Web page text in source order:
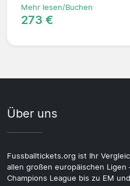
Mehr lesen/Buchen
273 €
Über uns
Fussballtickets.org ist Ihr
allen großen europäischen Ligen
Champions League bis zu EM